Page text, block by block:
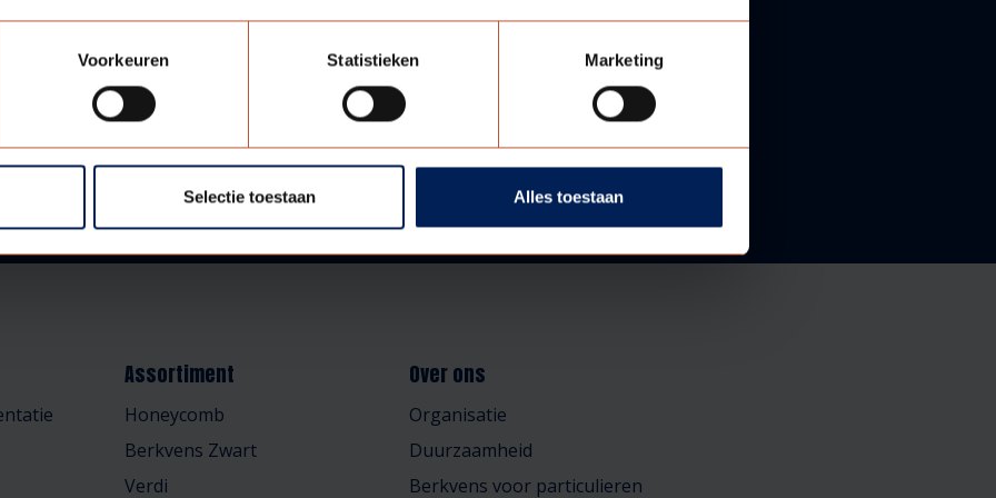
Voorkeuren Statistieken Marketing
Selectie toestaan Alles toestaan
Assortiment
Honeycomb
Berkvens Zwart
Verdi
Over ons
Organisatie
Duurzaamheid
Berkvens voor particulieren